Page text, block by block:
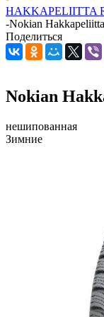
HAKKAPELIITTA
-Nokian
Поделиться
Nokian
нешипованная
Зимние